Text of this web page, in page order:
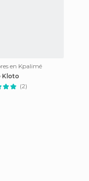
en Kpalimé
Kloto
(2)